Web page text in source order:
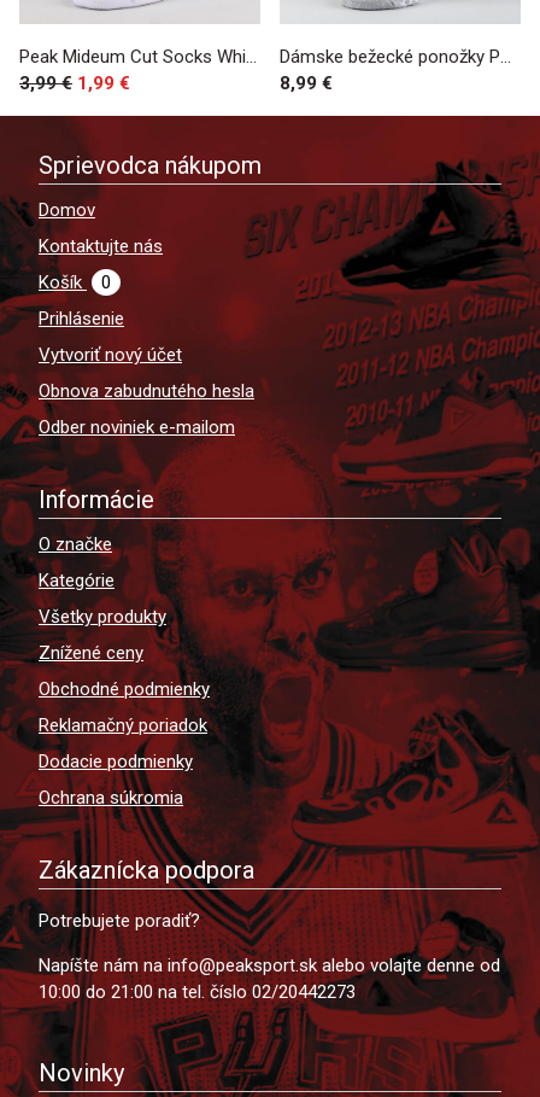
Peak Mideum Cut Socks White
3,99 € 1,99 €
Dámske bežecké ponožky Peak Professional Women Running Socks White
8,99 €
Sprievodca nákupom
Domov
Kontaktujte nás
Košík
0
Prihlásenie
Vytvoriť nový účet
Obnova zabudnutého hesla
Odber noviniek e-mailom
Informácie
O značke
Kategórie
Všetky produkty
Znížené ceny
Obchodné podmienky
Reklamačný poriadok
Dodacie podmienky
Ochrana súkromia
Zákaznícka podpora
Potrebujete poradiť?
Napíšte nám na info@peaksport.sk alebo volajte denne od
10:00 do 21:00 na tel. číslo 02/20442273
Novinky